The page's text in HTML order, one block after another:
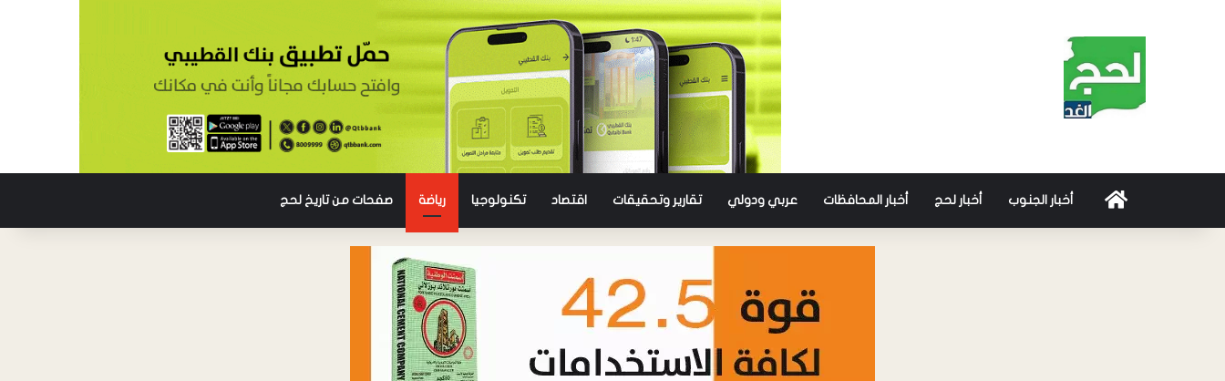
أخبار الجنوب أخبار لحج أخبار المحافظات عربي ودولي تقارير وتحقيقات اقتصاد تكنولوجيا رياضة صفحات من تاريخ لحج